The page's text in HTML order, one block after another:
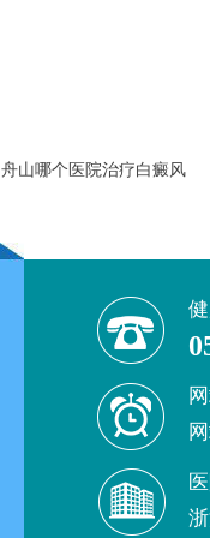
舟山哪个医院治疗白癜风